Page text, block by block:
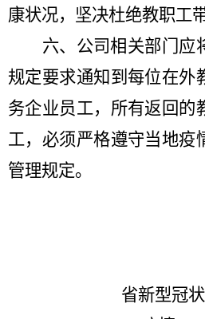
康状况，坚决杜绝教职工
六、公司相关部门应
规定要求通知到每位在外
务企业员工，所有返回的
工，必须严格遵守当地疫
管理规定。
省新型冠